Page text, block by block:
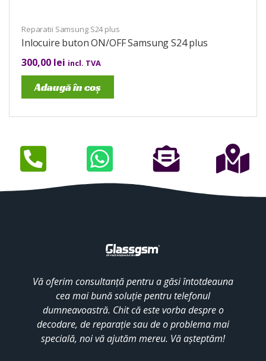
Reparatii Samsung S24 plus
Inlocuire buton ON/OFF Samsung S24 plus
300,00 lei incl. TVA
Adaugă în coș
Vă oferim consultanță pentru a găsi întotdeauna
cea mai bună soluție pentru telefonul
dumneavoastră. Chit că este vorba despre o
decodare, de reparație sau de o problema mai
specială, noi vă ajutăm mereu. Vă așteptăm!